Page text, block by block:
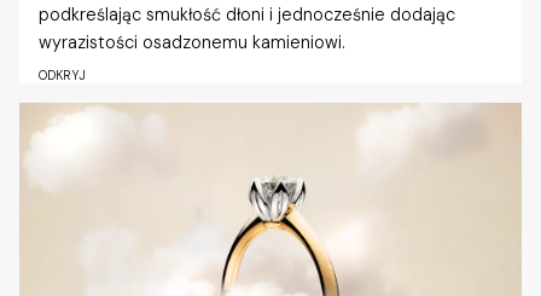
podkreślając smukłość dłoni i jednocześnie dodając
wyrazistości osadzonemu kamieniowi.
ODKRYJ